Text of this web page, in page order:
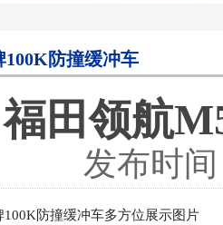
防撞缓冲车
福田领航
发布时
防撞缓冲车多方位展示图片